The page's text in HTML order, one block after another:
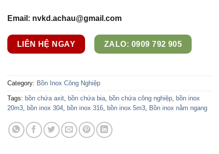
Email: nvkd.achau@gmail.com
LIÊN HỆ NGAY ZALO: 0909 792 905
Category: Bồn Inox Công Nghiệp
Tags: bồn chứa axit, bồn chứa bia, bồn chứa công nghiệp, bồn inox
20m3, bồn inox 304, bồn inox 316, bồn inox 5m3, Bồn inox nằm ngang